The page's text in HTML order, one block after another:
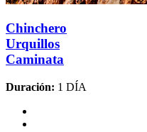
Chinchero
Urquillos
Caminata
Duración: 1 DÍA